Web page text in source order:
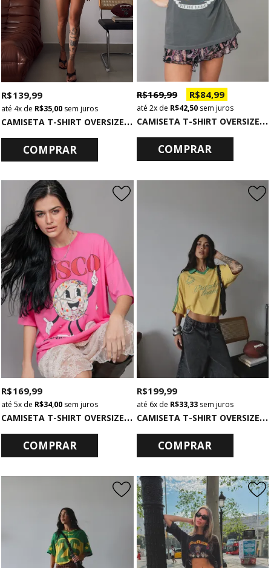
C
AMISETA T-SHIRT OVERSIZED BÁSICA OFF WHITE
R$ 139,99
4x de R$ 35,00 sem juros
COMPRAR
C
AMISETA T-SHIRT OVERSIZED CHUMBO GLOWGIRL
R$ 169,99 R$ 84,99
2xde R$ 42,50sem juros
COMPRAR
C
AMISETA T-SHIRT OVERSIZED ROSA DISCO
R$ 169,99
5x de R$ 34,00 sem juros
COMPRAR
C
AMISETA T-SHIRT OVERSIZED AMARELA COM GOLA BRAZILIAN TEAM
R$ 199,99
6xde R$ 33,33sem juros
COMPRAR